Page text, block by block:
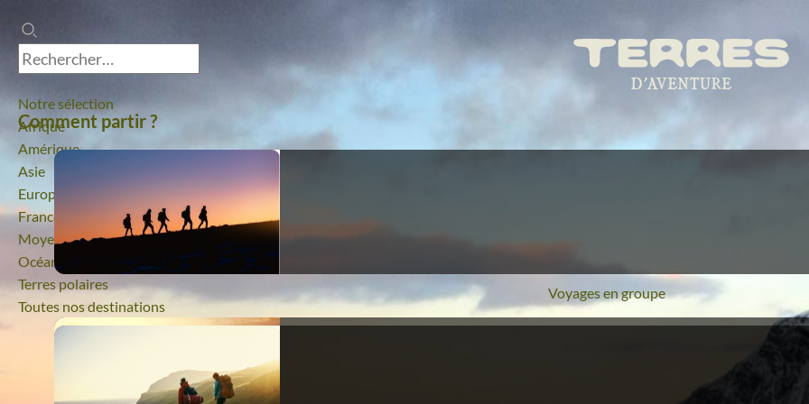
Notre sélection
Afrique
Amérique
Asie
Europe
France
Moyen-Orient
Océanie
Terres polaires
Toutes nos destinations
Comment partir ?
Voyages en groupe